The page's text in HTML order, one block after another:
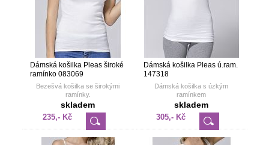
Dámská košilka Pleas široké
ramínko 083069
Bezešvá košilka se širokými
ramínky.
skladem
235,- Kč
Dámská košilka Pleas ú.ram.
147318
Dámská košilka s úzkým
ramínkem
skladem
305,- Kč